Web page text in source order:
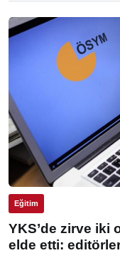
Eğitim
YKS’de zirve iki
elde etti: